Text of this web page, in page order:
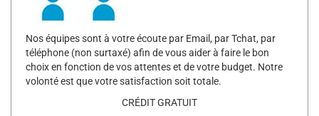
Nos équipes sont à votre écoute par Email, par Tchat, par
téléphone (non surtaxé) afin de vous aider à faire le bon
choix en fonction de vos attentes et de votre budget. Notre
volonté est que votre satisfaction soit totale.
CRÉDIT GRATUIT